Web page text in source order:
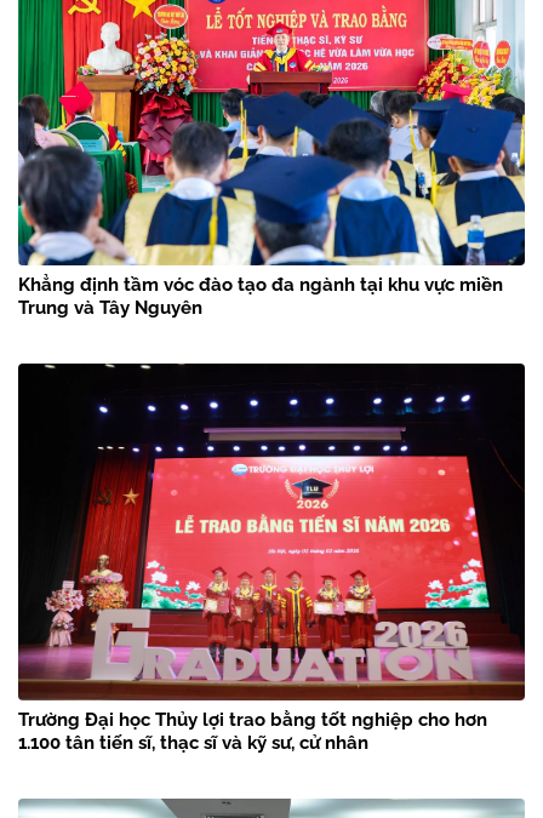
Khẳng định tầm vóc đào tạo đa ngành tại khu vực miền
Trung và Tây Nguyên
Trường Đại học Thủy lợi trao bằng tốt nghiệp cho hơn
1.100 tân tiến sĩ, thạc sĩ và kỹ sư, cử nhân